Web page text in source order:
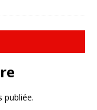
publiée.